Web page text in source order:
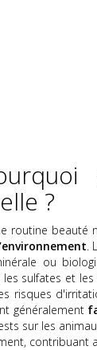
?
routine beauté
ou
les sulfates et
risques
généralement
sur les
contribuant